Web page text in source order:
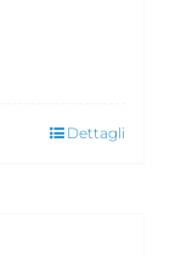
Dettagli